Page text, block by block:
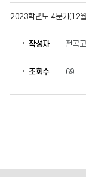
2023학년도 4분기(12
작성자 전곡
조회수 69